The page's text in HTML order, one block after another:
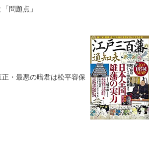
問題点」
・最悪の暗君は松平容保